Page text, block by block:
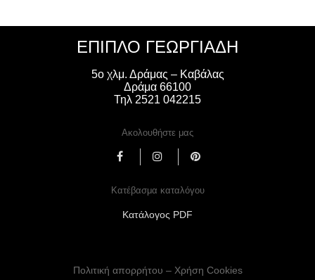
ΈΠΙΠΛΟ ΓΕΩΡΓΙΑΔΗ
5ο χλμ. Δράμας – Καβάλας
Δράμα 66100
Τηλ 2521 042215
Ακολουθήστε μας
Κατέβασμα καταλόγου
Κατάλογος PDF
Πολιτική απορρήτου – Χρήση Cookies